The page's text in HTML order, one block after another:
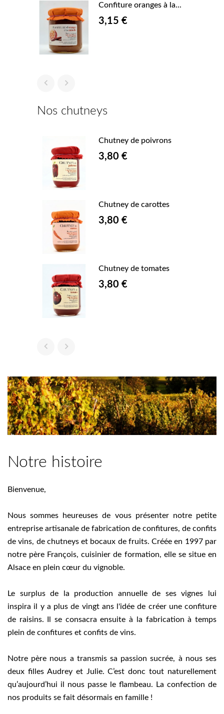
Confiture oranges à la...
3,15 €
 
Nos chutneys
Chutney de poivrons
3,80 €
Chutney de carottes
3,80 €
Chutney de tomates
3,80 €
 
Notre histoire
Bienvenue,
Nous sommes heureuses de vous présenter notre petite
entreprise artisanale de fabrication de confitures, de confits
de vins, de chutneys et bocaux de fruits. Créée en 1997 par
notre père François, cuisinier de formation, elle se situe en
Alsace en plein cœur du vignoble.
Le surplus de la production annuelle de ses vignes lui
inspira il y a plus de vingt ans l'idée de créer une confiture
de raisins. Il se consacra ensuite à la fabrication à temps
plein de confitures et confits de vins.
Notre père nous a transmis sa passion sucrée, à nous ses
deux filles Audrey et Julie. C’est donc tout naturellement
qu’aujourd’hui il nous passe le flambeau. La confection de
nos produits se fait désormais en famille !